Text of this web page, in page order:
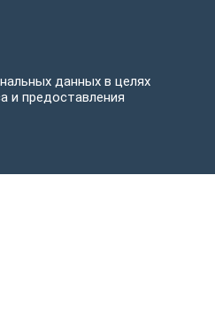
данных в целях
и предоставления